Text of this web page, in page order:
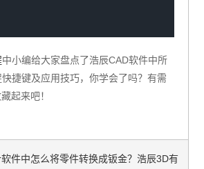
中小编给大家盘点了浩辰CAD软件中所
捷键及应用技巧，你学会了吗？有需
起来吧！
软件中怎么将零件转换成钣金？浩辰3D有